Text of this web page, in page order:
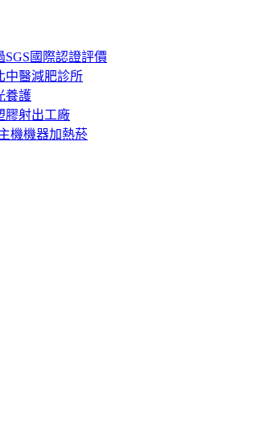
國際認證評價
中醫減肥診所
養護
膠射出工廠
機機器加熱菸